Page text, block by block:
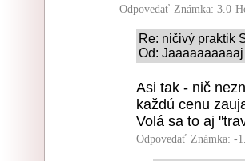
Odpovedať Známka: 3.0
Re: ničivý praktik
Od:
Asi tak - nič
každú cenu
Volá sa to aj
Odpovedať Známka: -